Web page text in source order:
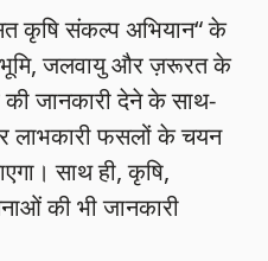
कृषि संकल्प अभियान“ के
भूमि, जलवायु और ज़रूरत के
जानकारी देने के साथ-
लाभकारी फसलों के चयन
साथ ही, कृषि,
की भी जानकारी